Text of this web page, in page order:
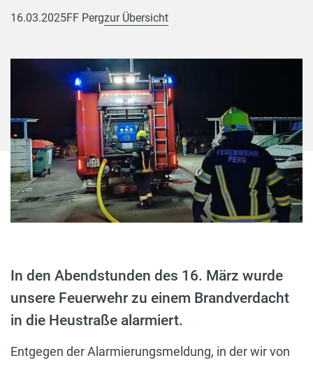
16.03.2025FF Pergzur Übersicht
In den Abendstunden des 16. März wurde
unsere Feuerwehr zu einem Brandverdacht
in die Heustraße alarmiert.
Entgegen der Alarmierungsmeldung, in der wir von